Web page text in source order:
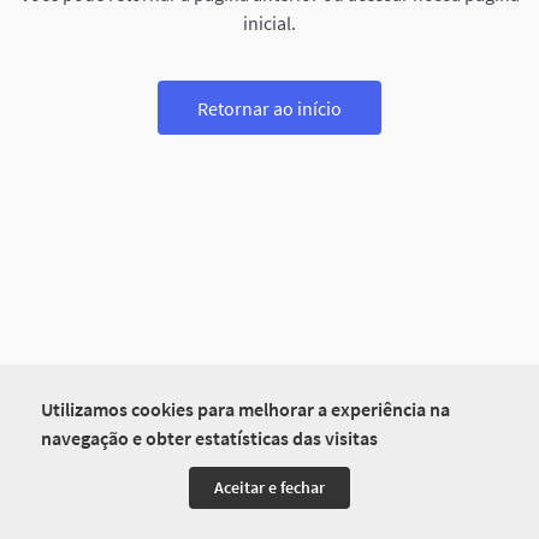
Utilizamos cookies para melhorar a experiência na
navegação e obter estatísticas das visitas
Aceitar e fechar
inicial.
Retornar ao início